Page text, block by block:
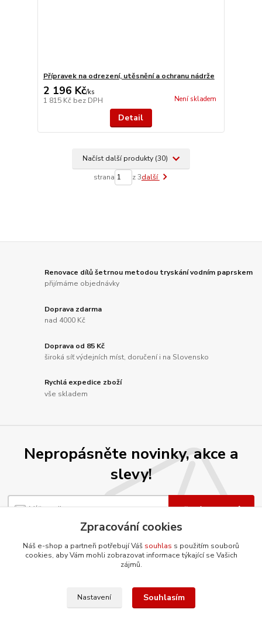
Přípravek na odrezení, utěsnění a ochranu nádrže
2 196 Kč/ks
1 815 Kč bez DPH Není skladem
Detail
Načíst další produkty (30)
strana z 3další
Renovace dílů šetrnou metodou tryskání vodním paprskem
přijímáme objednávky
Doprava zdarma
nad 4000 Kč
Doprava od 85 Kč
široká síť výdejních míst, doručení i na Slovensko
Rychlá expedice zboží
vše skladem
Nepropásněte novinky, akce a
slevy!
Přihlásit se
zpracováním osobních údajůza účelem rozesílky newsletteru.
Můžete se kdykoli odhlásit. Zasíláme jednou za 14 dní.
Zpracování cookies
Náš e-shop a partneři potřebují Váš souhlas s použitím souborů
cookies, aby Vám mohli zobrazovat informace týkající se Vašich
zájmů.
Nastavení Souhlasím